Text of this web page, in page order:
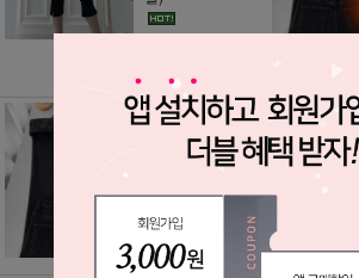
당일발송 특가 - 기
모기모 / 르갈라 밍
크융털기모 부츠컷
블랙 데님 팬츠
38,800원
22,900원
(41% 세
일)